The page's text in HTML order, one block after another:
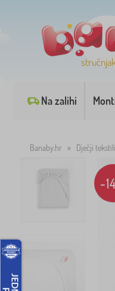
Na zalihi
Banaby.hr » Dječji
-